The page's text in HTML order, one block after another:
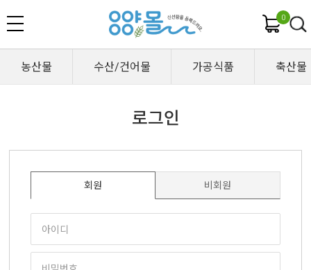
0
농산물 수산/건어물 가공식품 축산물
로그인
회원 비회원